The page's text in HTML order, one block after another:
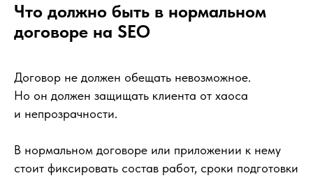
Что должно быть в нормальном
договоре на SEO
Договор не должен обещать невозможное.
Но он должен защищать клиента от хаоса
и непрозрачности.
В нормальном договоре или приложении к нему
стоит фиксировать состав работ, сроки подготовки